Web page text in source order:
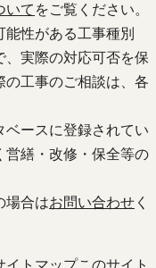
いて をご覧ください。
性がある工事種別
、実際の対応可否を保
の工事のご相談は、各
ベースに登録されてい
営繕・改修・保全等の
場合はお問い合わせ く
イトマップこのサイト